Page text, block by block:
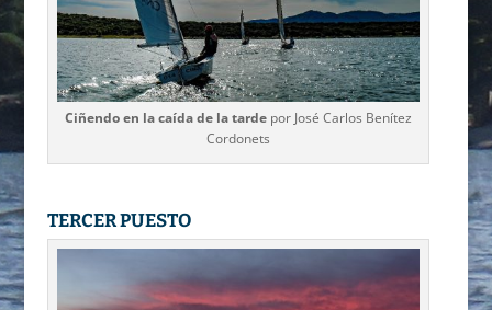
Ciñendo en la caída de la tardepor José Carlos Benítez
Cordonets
TERCER PUESTO